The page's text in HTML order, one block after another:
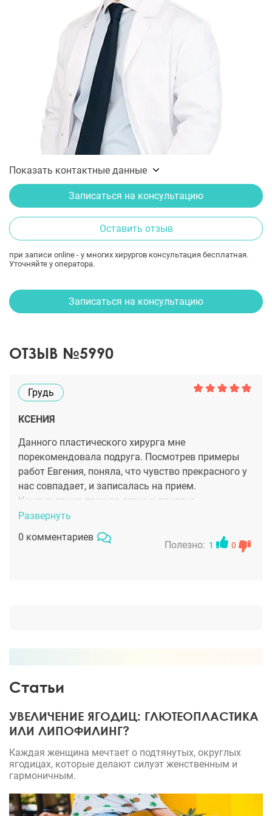
Показать контактные данные
Записаться на консультацию
Оставить отзыв
при записи online - у многих хирургов консультация бесплатная.
Уточняйте у оператора.
Записаться на консультацию
ОТЗЫВ №5990
Грудь
КСЕНИЯ
Данного пластического хирурга мне
порекомендовала подруга. Посмотрев примеры
работ Евгения, поняла, что чувство прекрасного у
нас совпадает, и записалась на прием.
Консультация прошла легко и приятно,
компетентность и адекватность врача придали
мне еще большей уверенности в своем решении. И,
буквально сразу была назначена операция. Вот
Развернуть
0 комментариев
Полезно: 1 0
Статьи
УВЕЛИЧЕНИЕ ЯГОДИЦ: ГЛЮТЕОПЛАСТИКА
ИЛИ ЛИПОФИЛИНГ?
Каждая женщина мечтает о подтянутых, округлых
ягодицах, которые делают силуэт женственным и
гармоничным.